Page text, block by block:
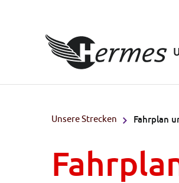
Unsere Strecken Fahrplan